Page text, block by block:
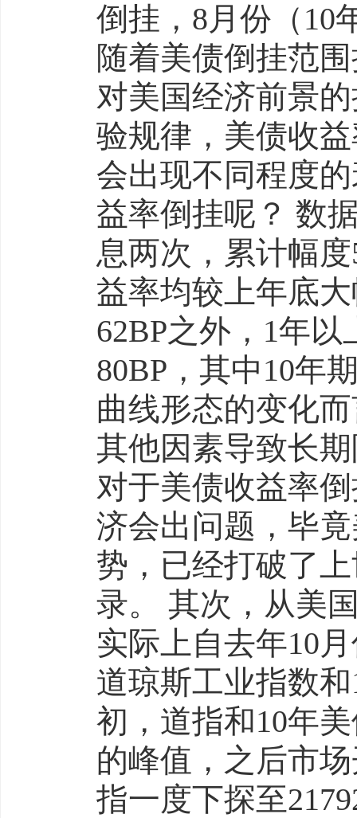
倒挂，8月份（10
随着美债倒挂范
对美国经济前景
验规律，美债收
会出现不同程度
益率倒挂呢？ 数
息两次，累计幅
益率均较上年底
62BP之外，1年
80BP，其中10年
曲线形态的变化
其他因素导致长
对于美债收益率
济会出问题，毕
势，已经打破了
录。 其次，从美
实际上自去年10
道琼斯工业指数
初，道指和10年
的峰值，之后市
指一度下探至